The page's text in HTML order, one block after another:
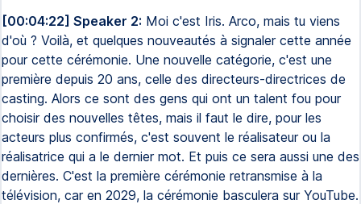
[00:04:22] Speaker 2: Moi c'est Iris. Arco, mais tu viens
d'où ? Voilà, et quelques nouveautés à signaler cette année
pour cette cérémonie. Une nouvelle catégorie, c'est une
première depuis 20 ans, celle des directeurs-directrices de
casting. Alors ce sont des gens qui ont un talent fou pour
choisir des nouvelles têtes, mais il faut le dire, pour les
acteurs plus confirmés, c'est souvent le réalisateur ou la
réalisatrice qui a le dernier mot. Et puis ce sera aussi une des
dernières. C'est la première cérémonie retransmise à la
télévision, car en 2029, la cérémonie basculera sur YouTube.